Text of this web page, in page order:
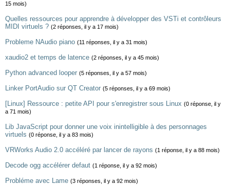
15 mois)
Quelles ressources pour apprendre à développer des VSTi et contrôleurs
MIDI virtuels ? (2 réponses, il y a 17 mois)
Probleme NAudio piano (11 réponses, il y a 31 mois)
xaudio2 et temps de latence (2 réponses, il y a 45 mois)
Python advanced looper (5 réponses, il y a 57 mois)
Linker PortAudio sur QT Creator (5 réponses, il y a 69 mois)
[Linux] Ressource : petite API pour s'enregistrer sous Linux (0 réponse, il y
a 71 mois)
Lib JavaScript pour donner une voix inintelligible à des personnages
virtuels (0 réponse, il y a 83 mois)
VRWorks Audio 2.0 accéléré par lancer de rayons (1 réponse, il y a 88 mois)
Decode ogg accélérer defaut (1 réponse, il y a 92 mois)
Probléme avec Lame (3 réponses, il y a 92 mois)